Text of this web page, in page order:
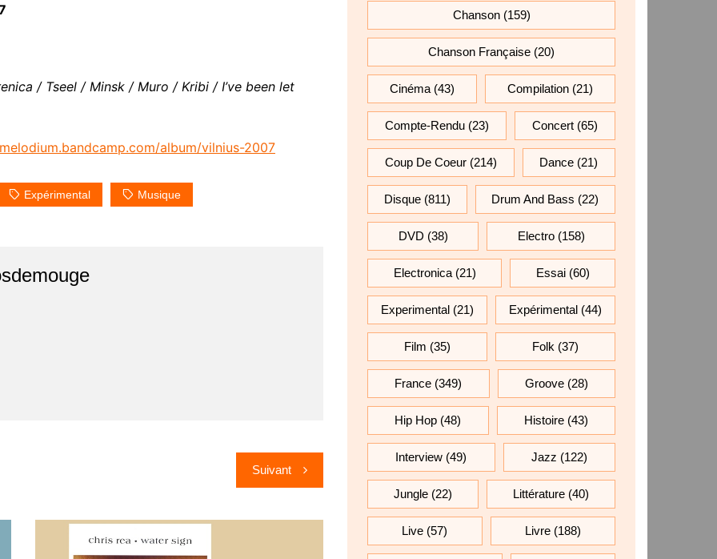
/ Tseel / Minsk / Muro / Kribi / I’ve been let
album/vilnius-2007
Expérimental Musique
Suivant
Chanson(159)
Chanson Française (20)
Cinéma (43) Compilation (21)
Compte-Rendu (23) Concert (65)
Coup De Coeur(214) Dance (21)
Disque(811) Drum And Bass (22)
DVD (38) Electro(158)
Electronica(21) Essai(60)
Experimental (21) Expérimental (44)
Film (35) Folk (37)
France (349) Groove(28)
Hip Hop (48) Histoire(43)
Interview (49) Jazz (122)
Jungle (22) Littérature (40)
Live (57) Livre(188)